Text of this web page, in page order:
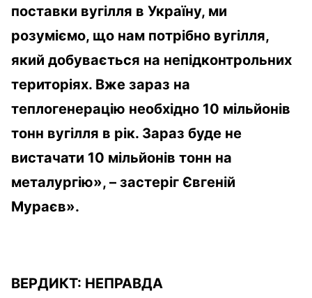
поставки вугілля в Україну, ми
розуміємо, що нам потрібно вугілля,
який добувається на непідконтрольних
територіях. Вже зараз на
теплогенерацію необхідно 10 мільйонів
тонн вугілля в рік. Зараз буде не
вистачати 10 мільйонів тонн на
металургію», – застеріг Євгеній
Мураєв».
ВЕРДИКТ: НЕПРАВДА